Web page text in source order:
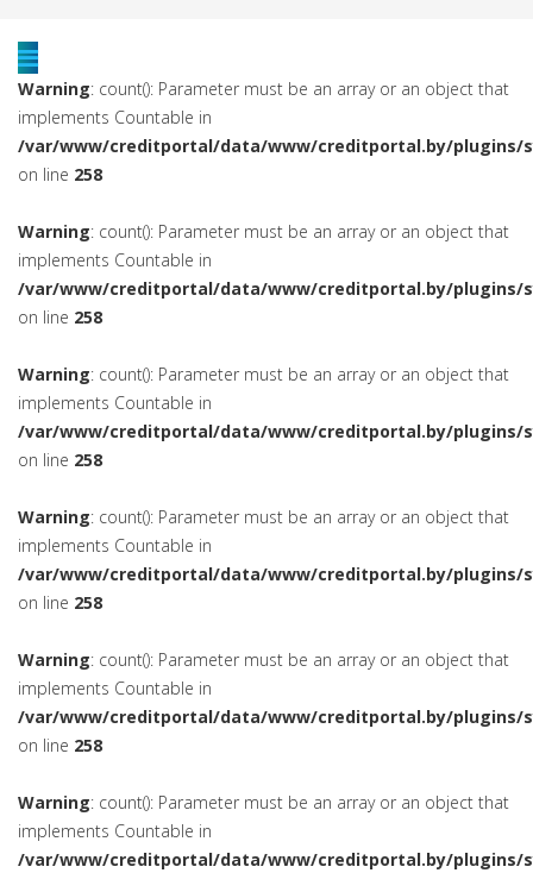
Warning: count(): Parameter must be an array or an object that
implements Countable in
/var/www/creditportal/data/www/creditportal.by/plugins/
on line 258
Warning: count(): Parameter must be an array or an object that
implements Countable in
/var/www/creditportal/data/www/creditportal.by/plugins/
on line 258
Warning: count(): Parameter must be an array or an object that
implements Countable in
/var/www/creditportal/data/www/creditportal.by/plugins/
on line 258
Warning: count(): Parameter must be an array or an object that
implements Countable in
/var/www/creditportal/data/www/creditportal.by/plugins/
on line 258
Warning: count(): Parameter must be an array or an object that
implements Countable in
/var/www/creditportal/data/www/creditportal.by/plugins/
on line 258
Warning: count(): Parameter must be an array or an object that
implements Countable in
/var/www/creditportal/data/www/creditportal.by/plugins/